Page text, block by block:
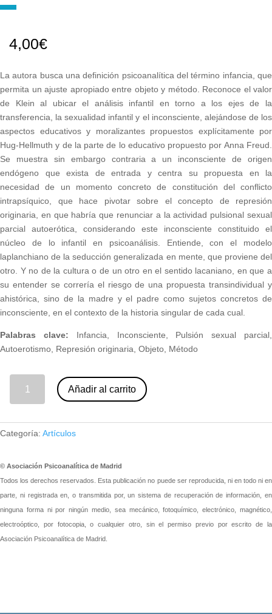
4,00€
La autora busca una definición psicoanalítica del término infancia, que
permita un ajuste apropiado entre objeto y método. Reconoce el valor
de Klein al ubicar el análisis infantil en torno a los ejes de la
transferencia, la sexualidad infantil y el inconsciente, alejándose de los
aspectos educativos y moralizantes propuestos explícitamente por
Hug-Hellmuth y de la parte de lo educativo propuesto por Anna Freud.
Se muestra sin embargo contraria a un inconsciente de origen
endógeno que exista de entrada y centra su propuesta en la
necesidad de un momento concreto de constitución del conflicto
intrapsíquico, que hace pivotar sobre el concepto de represión
originaria, en que habría que renunciar a la actividad pulsional sexual
parcial autoerótica, considerando este inconsciente constituido el
núcleo de lo infantil en psicoanálisis. Entiende, con el modelo
laplanchiano de la seducción generalizada en mente, que proviene del
otro. Y no de la cultura o de un otro en el sentido lacaniano, en que a
su entender se correría el riesgo de una propuesta transindividual y
ahistórica, sino de la madre y el padre como sujetos concretos de
inconsciente, en el contexto de la historia singular de cada cual.
Palabras clave: Infancia, Inconsciente, Pulsión sexual parcial,
Autoerotismo, Represión originaria, Objeto, Método
Añadir al carrito
Categoría: Artículos
© Asociación Psicoanalítica de Madrid
Todos los derechos reservados. Esta publicación no puede ser reproducida, ni en todo ni en
parte, ni registrada en, o transmitida por, un sistema de recuperación de información, en
ninguna forma ni por ningún medio, sea mecánico, fotoquímico, electrónico, magnético,
electroóptico, por fotocopia, o cualquier otro, sin el permiso previo por escrito de la
Asociación Psicoanalítica de Madrid.